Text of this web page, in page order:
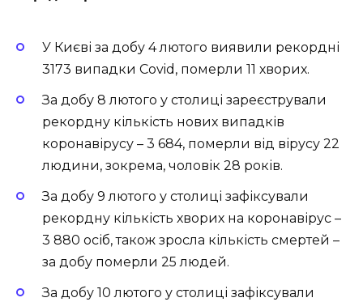
У Києві за добу 4 лютого виявили рекордні
3173 випадки Covid, померли 11 хворих.
За добу 8 лютого у столиці зареєстрували
рекордну кількість нових випадків
коронавірусу – 3 684, померли від вірусу 22
людини, зокрема, чоловік 28 років.
За добу 9 лютого у столиці зафіксували
рекордну кількість хворих на коронавірус –
3 880 осіб, також зросла кількість смертей –
за добу померли 25 людей.
За добу 10 лютого у столиці зафіксували